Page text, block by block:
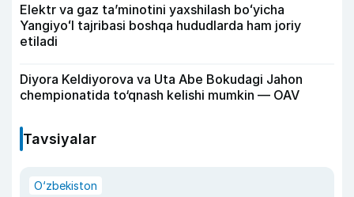
Elektr va gaz taʼminotini yaxshilash boʻyicha
Yangiyoʻl tajribasi boshqa hududlarda ham joriy
etiladi
Diyora Keldiyorova va Uta Abe Bokudagi Jahon
chempionatida to‘qnash kelishi mumkin — OAV
Tavsiyalar
O‘zbekiston